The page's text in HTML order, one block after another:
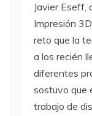
Javier Eseff,
Impresión
reto que la
a los recién
diferentes
sostuvo que
trabajo de